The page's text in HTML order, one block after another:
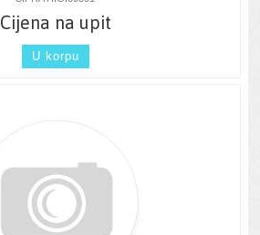
Cijena na upit
U korpu